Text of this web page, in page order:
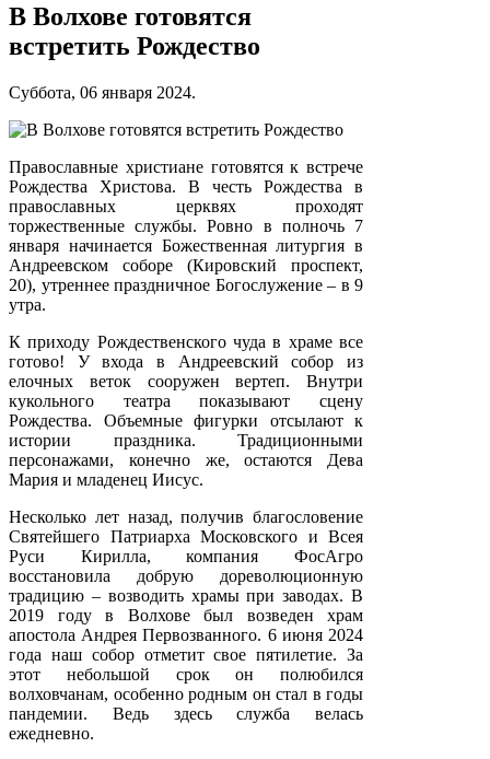
В Волхове готовятся
встретить Рождество
Суббота, 06 января 2024.
Православные христиане готовятся к встрече
Рождества Христова. В честь Рождества в
православных церквях проходят
торжественные службы. Ровно в полночь 7
января начинается Божественная литургия в
Андреевском соборе (Кировский проспект,
20), утреннее праздничное Богослужение – в 9
утра.
К приходу Рождественского чуда в храме все
готово! У входа в Андреевский собор из
елочных веток сооружен вертеп. Внутри
кукольного театра показывают сцену
Рождества. Объемные фигурки отсылают к
истории праздника. Традиционными
персонажами, конечно же, остаются Дева
Мария и младенец Иисус.
Несколько лет назад, получив благословение
Святейшего Патриарха Московского и Всея
Руси Кирилла, компания ФосАгро
восстановила добрую дореволюционную
традицию – возводить храмы при заводах. В
2019 году в Волхове был возведен храм
апостола Андрея Первозванного. 6 июня 2024
года наш собор отметит свое пятилетие. За
этот небольшой срок он полюбился
волховчанам, особенно родным он стал в годы
пандемии. Ведь здесь служба велась
ежедневно.